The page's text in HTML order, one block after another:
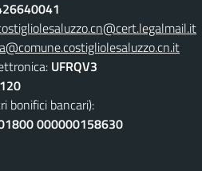
UFRQV3
bonifici bancari):
000000158630